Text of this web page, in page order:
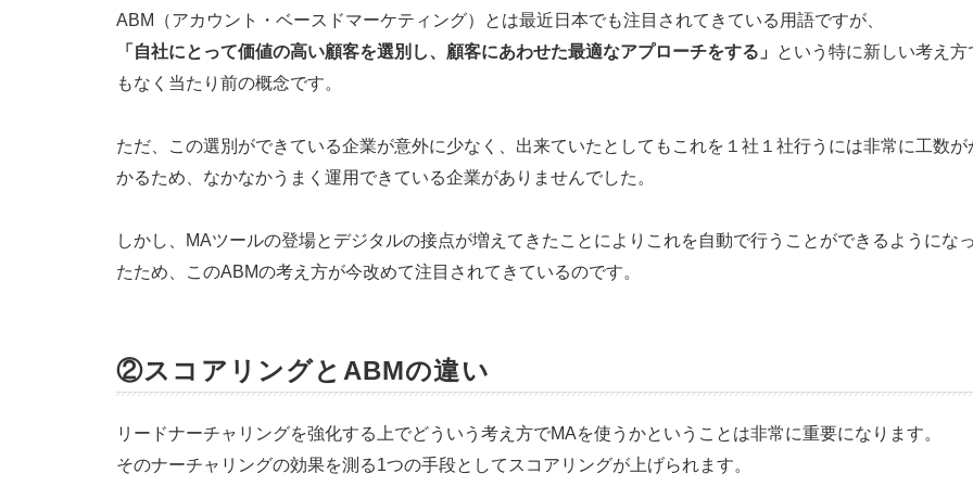
ABM（アカウント・ベースドマーケティング）とは最近日本でも注目されてきている用語ですが、
「自社にとって価値の高い顧客を選別し、顧客にあわせた最適なアプローチをする」
という特に新しい考え方
もなく当たり前の概念です。
ただ、この選別ができている企業が意外に少なく、出来ていたとしてもこれを１社１社行うには非常に工数が
かるため、なかなかうまく運用できている企業がありませんでした。
しかし、MAツールの登場とデジタルの接点が増えてきたことによりこれを自動で行うことができるようになっ
たため、このABMの考え方が今改めて注目されてきているのです。
②スコアリングとABMの違い
リードナーチャリングを強化する上でどういう考え方でMAを使うかということは非常に重要になります。
そのナーチャリングの効果を測る1つの手段としてスコアリングが上げられます。